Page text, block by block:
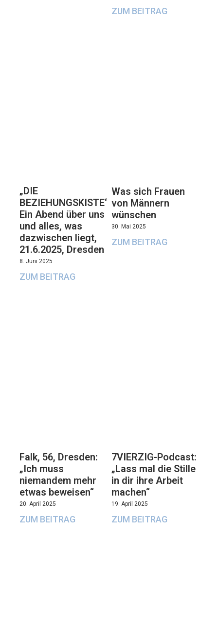
ZUM BEITRAG
„DIE
BEZIEHUNGSKISTE“:
Ein Abend über uns
und alles, was
dazwischen liegt,
21.6.2025, Dresden
8. Juni 2025
ZUM BEITRAG
Was sich Frauen
von Männern
wünschen
30. Mai 2025
ZUM BEITRAG
Falk, 56, Dresden:
„Ich muss
niemandem mehr
etwas beweisen“
20. April 2025
ZUM BEITRAG
7VIERZIG-Podcast:
„Lass mal die Stille
in dir ihre Arbeit
machen“
19. April 2025
ZUM BEITRAG